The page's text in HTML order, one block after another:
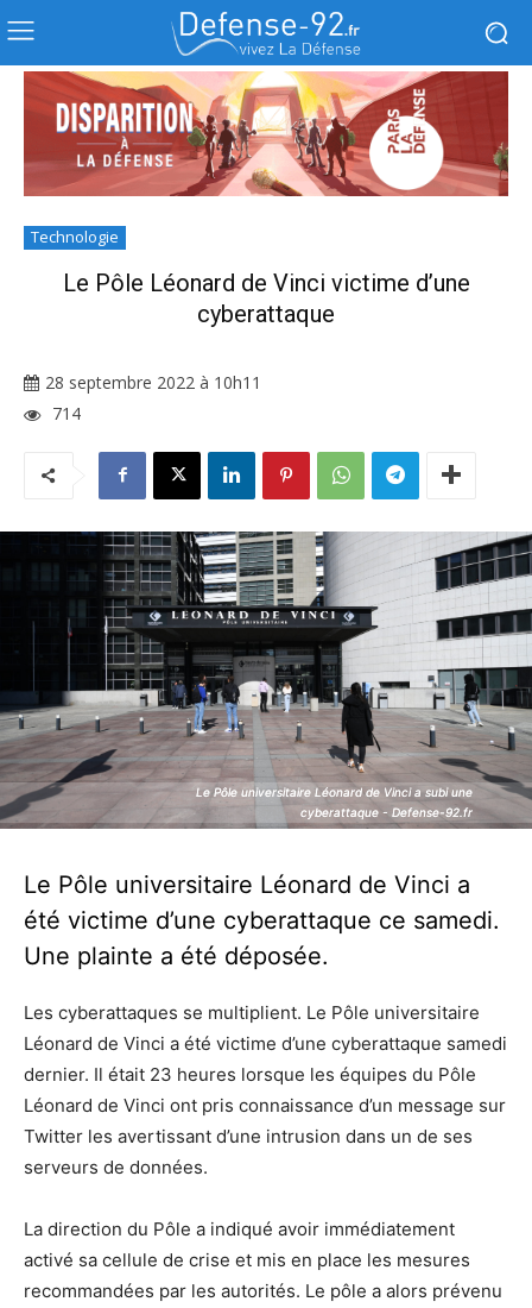
Technologie
Le Pôle Léonard de Vinci victime d’une
cyberattaque
28 septembre 2022 à 10h11
714
Le Pôle universitaire Léonard de Vinci a subi une
cyberattaque - Defense-92.fr
Le Pôle universitaire Léonard de Vinci a subi une
cyberattaque - Defense-92.fr
Le Pôle universitaire Léonard de Vinci a
été victime d’une cyberattaque ce samedi.
Une plainte a été déposée.
Les cyberattaques se multiplient. Le Pôle universitaire
Léonard de Vinci a été victime d’une cyberattaque samedi
dernier. Il était 23 heures lorsque les équipes du Pôle
Léonard de Vinci ont pris connaissance d’un message sur
Twitter les avertissant d’une intrusion dans un de ses
serveurs de données.
La direction du Pôle a indiqué avoir immédiatement
activé sa cellule de crise et mis en place les mesures
recommandées par les autorités. Le pôle a alors prévenu